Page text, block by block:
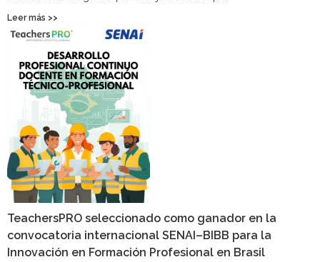
Leer más >>
TeachersPRO seleccionado como ganador en la
convocatoria internacional SENAI–BIBB para la
Innovación en Formación Profesional en Brasil